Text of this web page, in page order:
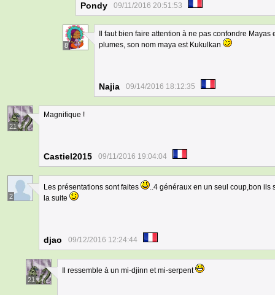
Pondy 09/11/2016 20:51:53
8
Il faut bien faire attention à ne pas confondre
plumes, son nom maya est Kukulkan
Najia 09/14/2016 18:12:35
21
Magnifique !
Castiel2015 09/11/2016 19:04:04
2
Les présentations sont faites
..4 généraux en un seul coup,bon ils
la suite
djao 09/12/2016 12:24:44
21
Il ressemble à un mi-djinn et mi-serpent